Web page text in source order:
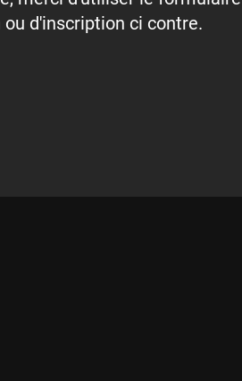
ou d'inscription ci contre.